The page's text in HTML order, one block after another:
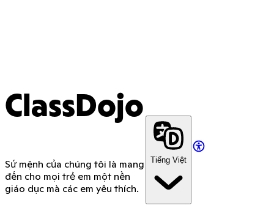
ClassDojo
Sứ mệnh của chúng tôi là mang
đến cho mọi trẻ em một nền
giáo dục mà các em yêu thích.
Tiếng Việt